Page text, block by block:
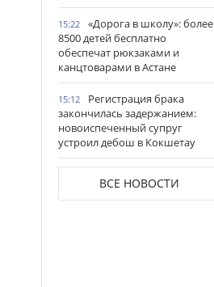
15:22
«Дорога в школу»: более
8500 детей бесплатно
обеспечат рюкзаками и
канцтоварами в Астане
15:12
Регистрация брака
закончилась задержанием:
новоиспеченный супруг
устроил дебош в Кокшетау
Сауран началась реставрация
исторических памятников
ВСЕ НОВОСТИ